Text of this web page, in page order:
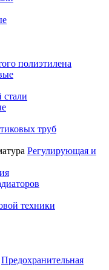
полиэтилена
труб
Регулирующая и
техники
Предохранительная